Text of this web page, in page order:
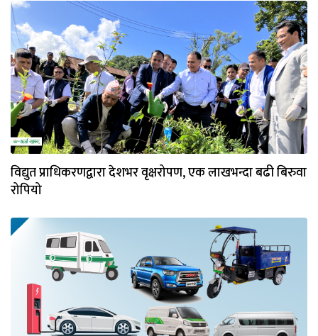
विद्युत प्राधिकरणद्वारा देशभर वृक्षरोपण, एक लाखभन्दा बढी बिरुवा
रोपियो